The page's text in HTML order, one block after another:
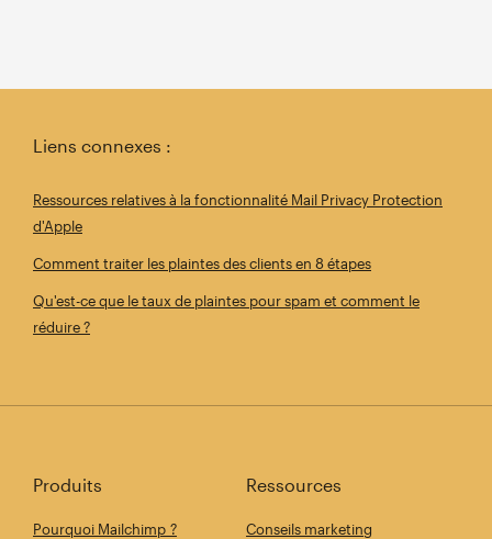
Liens connexes :
Ressources relatives à la fonctionnalité Mail Privacy Protection
d'Apple
Comment traiter les plaintes des clients en 8 étapes
Qu'est-ce que le taux de plaintes pour spam et comment le
réduire ?
Produits
Pourquoi Mailchimp ?
Ressources
Conseils marketing